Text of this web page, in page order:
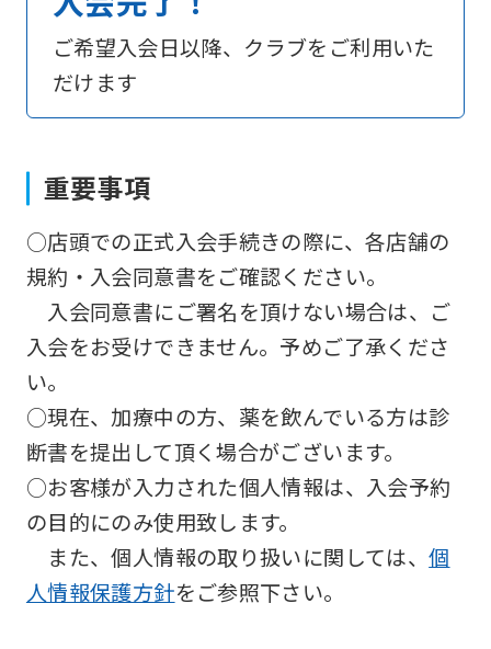
ご希望入会日以降、クラブをご利用いた
だけます
重要事項
○店頭での正式入会手続きの際に、各店舗の
規約・入会同意書をご確認ください。
入会同意書にご署名を頂けない場合は、ご
入会をお受けできません。予めご了承くださ
い。
○現在、加療中の方、薬を飲んでいる方は診
断書を提出して頂く場合がございます。
○お客様が入力された個人情報は、入会予約
の目的にのみ使用致します。
また、個人情報の取り扱いに関しては、個
人情報保護方針をご参照下さい。
if
translation
service,
the
Japanese
of
this
website
will
be
translated